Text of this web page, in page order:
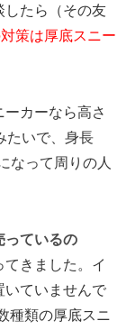
したら（その友
策は厚底スニー
カーなら高さ
たいで、身長
なって周りの人
っているの
きました。イ
いていませんで
種類の厚底スニ